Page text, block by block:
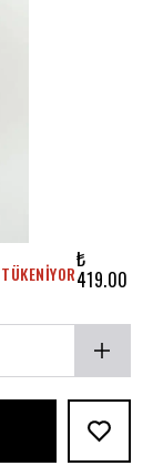
TÜKENIYOR
₺
419.00